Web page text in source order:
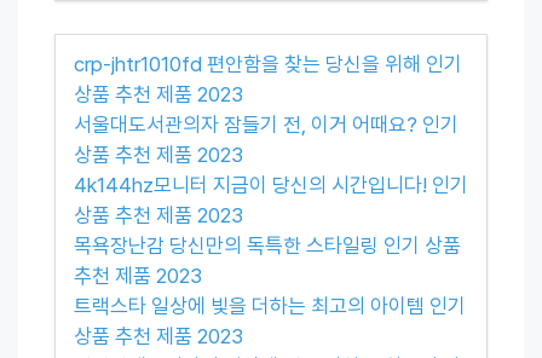
crp-jhtr1010fd 편안함을 찾는 당신을 위해 인기
상품 추천 제품 2023
서울대도서관의자 잠들기 전, 이거 어때요? 인기
상품 추천 제품 2023
4k144hz모니터 지금이 당신의 시간입니다! 인기
상품 추천 제품 2023
목욕장난감 당신만의 독특한 스타일링 인기 상품
추천 제품 2023
트랙스타 일상에 빛을 더하는 최고의 아이템 인기
상품 추천 제품 2023